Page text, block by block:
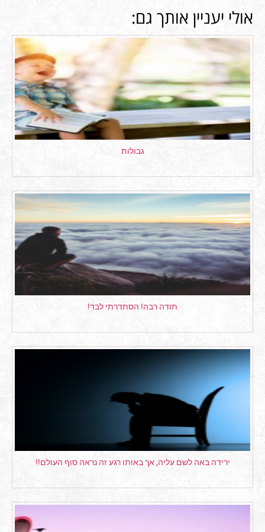
אולי יעניין אותך גם:
גבולות
תודה רבה! הסתדרתי לבד!
ירידה באה לשם עליה, אך באותו רגע זה נראה סוף העולם!!